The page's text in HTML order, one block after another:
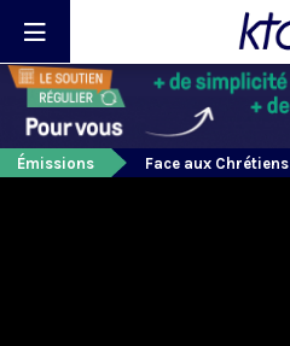
Émissions Face aux Chrétiens